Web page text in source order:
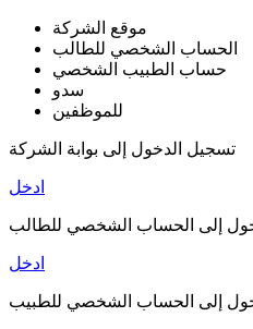
موقع الشركة
الحساب الشخصي للطالب
حساب الطبيب الشخصي
سدو
للموظفين
تسجيل الدخول إلى بوابة الشركة
ادخل
إلى الحساب الشخصي للطالب
ادخل
إلى الحساب الشخصي للطبيب